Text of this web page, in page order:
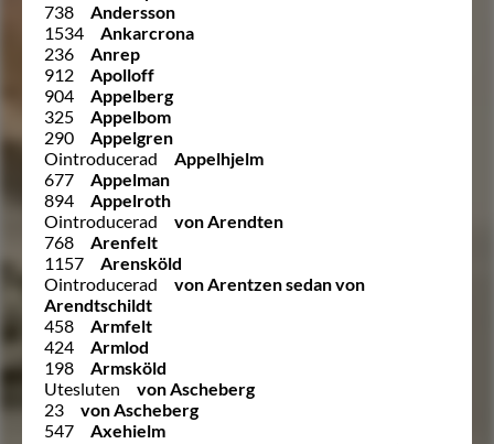
738
Andersson
1534
Ankarcrona
236
Anrep
912
Apolloff
904
Appelberg
325
Appelbom
290
Appelgren
Ointroducerad
Appelhjelm
677
Appelman
894
Appelroth
Ointroducerad
von Arendten
768
Arenfelt
1157
Arensköld
Ointroducerad
von Arentzen sedan von
Arendtschildt
458
Armfelt
424
Armlod
198
Armsköld
Utesluten
von Ascheberg
23
von Ascheberg
547
Axehielm